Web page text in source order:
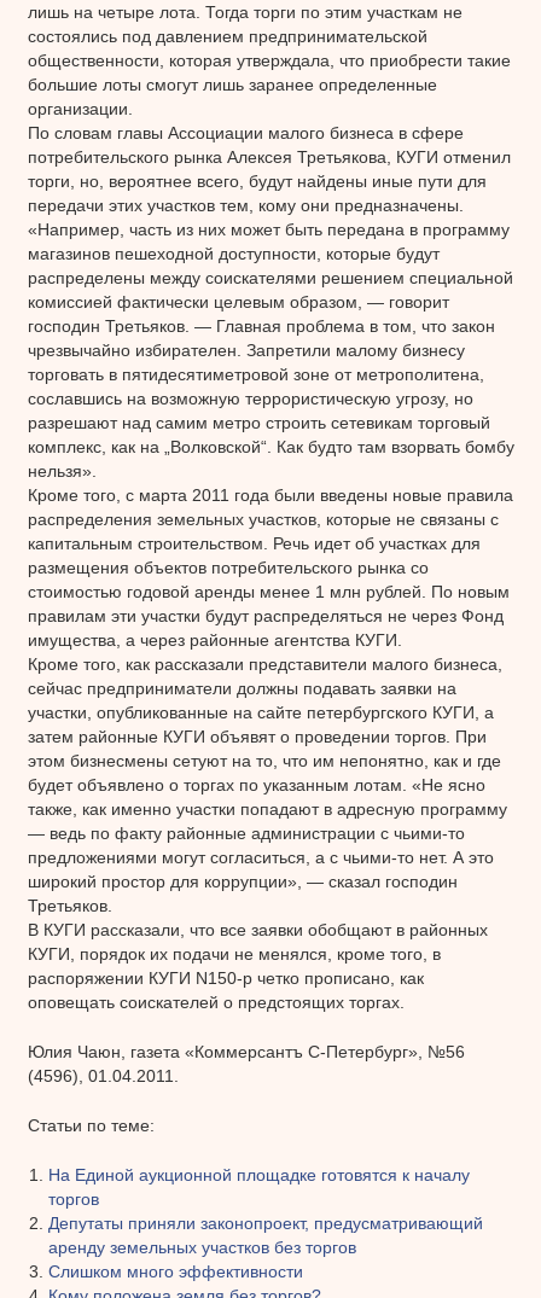
лишь на четыре лота. Тогда торги по этим участкам не
состоялись под давлением предпринимательской
общественности, которая утверждала, что приобрести такие
большие лоты смогут лишь заранее определенные
организации.
По словам главы Ассоциации малого бизнеса в сфере
потребительского рынка Алексея Третьякова, КУГИ отменил
торги, но, вероятнее всего, будут найдены иные пути для
передачи этих участков тем, кому они предназначены.
«Например, часть из них может быть передана в программу
магазинов пешеходной доступности, которые будут
распределены между соискателями решением специальной
комиссией фактически целевым образом, — говорит
господин Третьяков. — Главная проблема в том, что закон
чрезвычайно избирателен. Запретили малому бизнесу
торговать в пятидесятиметровой зоне от метрополитена,
сославшись на возможную террористическую угрозу, но
разрешают над самим метро строить сетевикам торговый
комплекс, как на „Волковской“. Как будто там взорвать бомбу
нельзя».
Кроме того, с марта 2011 года были введены новые правила
распределения земельных участков, которые не связаны с
капитальным строительством. Речь идет об участках для
размещения объектов потребительского рынка со
стоимостью годовой аренды менее 1 млн рублей. По новым
правилам эти участки будут распределяться не через Фонд
имущества, а через районные агентства КУГИ.
Кроме того, как рассказали представители малого бизнеса,
сейчас предприниматели должны подавать заявки на
участки, опубликованные на сайте петербургского КУГИ, а
затем районные КУГИ объявят о проведении торгов. При
этом бизнесмены сетуют на то, что им непонятно, как и где
будет объявлено о торгах по указанным лотам. «Не ясно
также, как именно участки попадают в адресную программу
— ведь по факту районные администрации с чьими-то
предложениями могут согласиться, а с чьими-то нет. А это
широкий простор для коррупции», — сказал господин
Третьяков.
В КУГИ рассказали, что все заявки обобщают в районных
КУГИ, порядок их подачи не менялся, кроме того, в
распоряжении КУГИ N150-р четко прописано, как
оповещать соискателей о предстоящих торгах.
Юлия Чаюн, газета «Коммерсантъ С-Петербург», №56
(4596), 01.04.2011.
Статьи по теме:
На Единой аукционной площадке готовятся к началу
торгов
Депутаты приняли законопроект, предусматривающий
аренду земельных участков без торгов
Слишком много эффективности